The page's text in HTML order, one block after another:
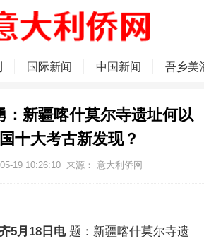
国际新闻 中国新闻 吾乡美
：新疆喀什莫尔寺遗址何以
十大考古新发现？
19 10:26:10 来源： 意大利侨网
5月18日电题：新疆喀什莫尔寺遗